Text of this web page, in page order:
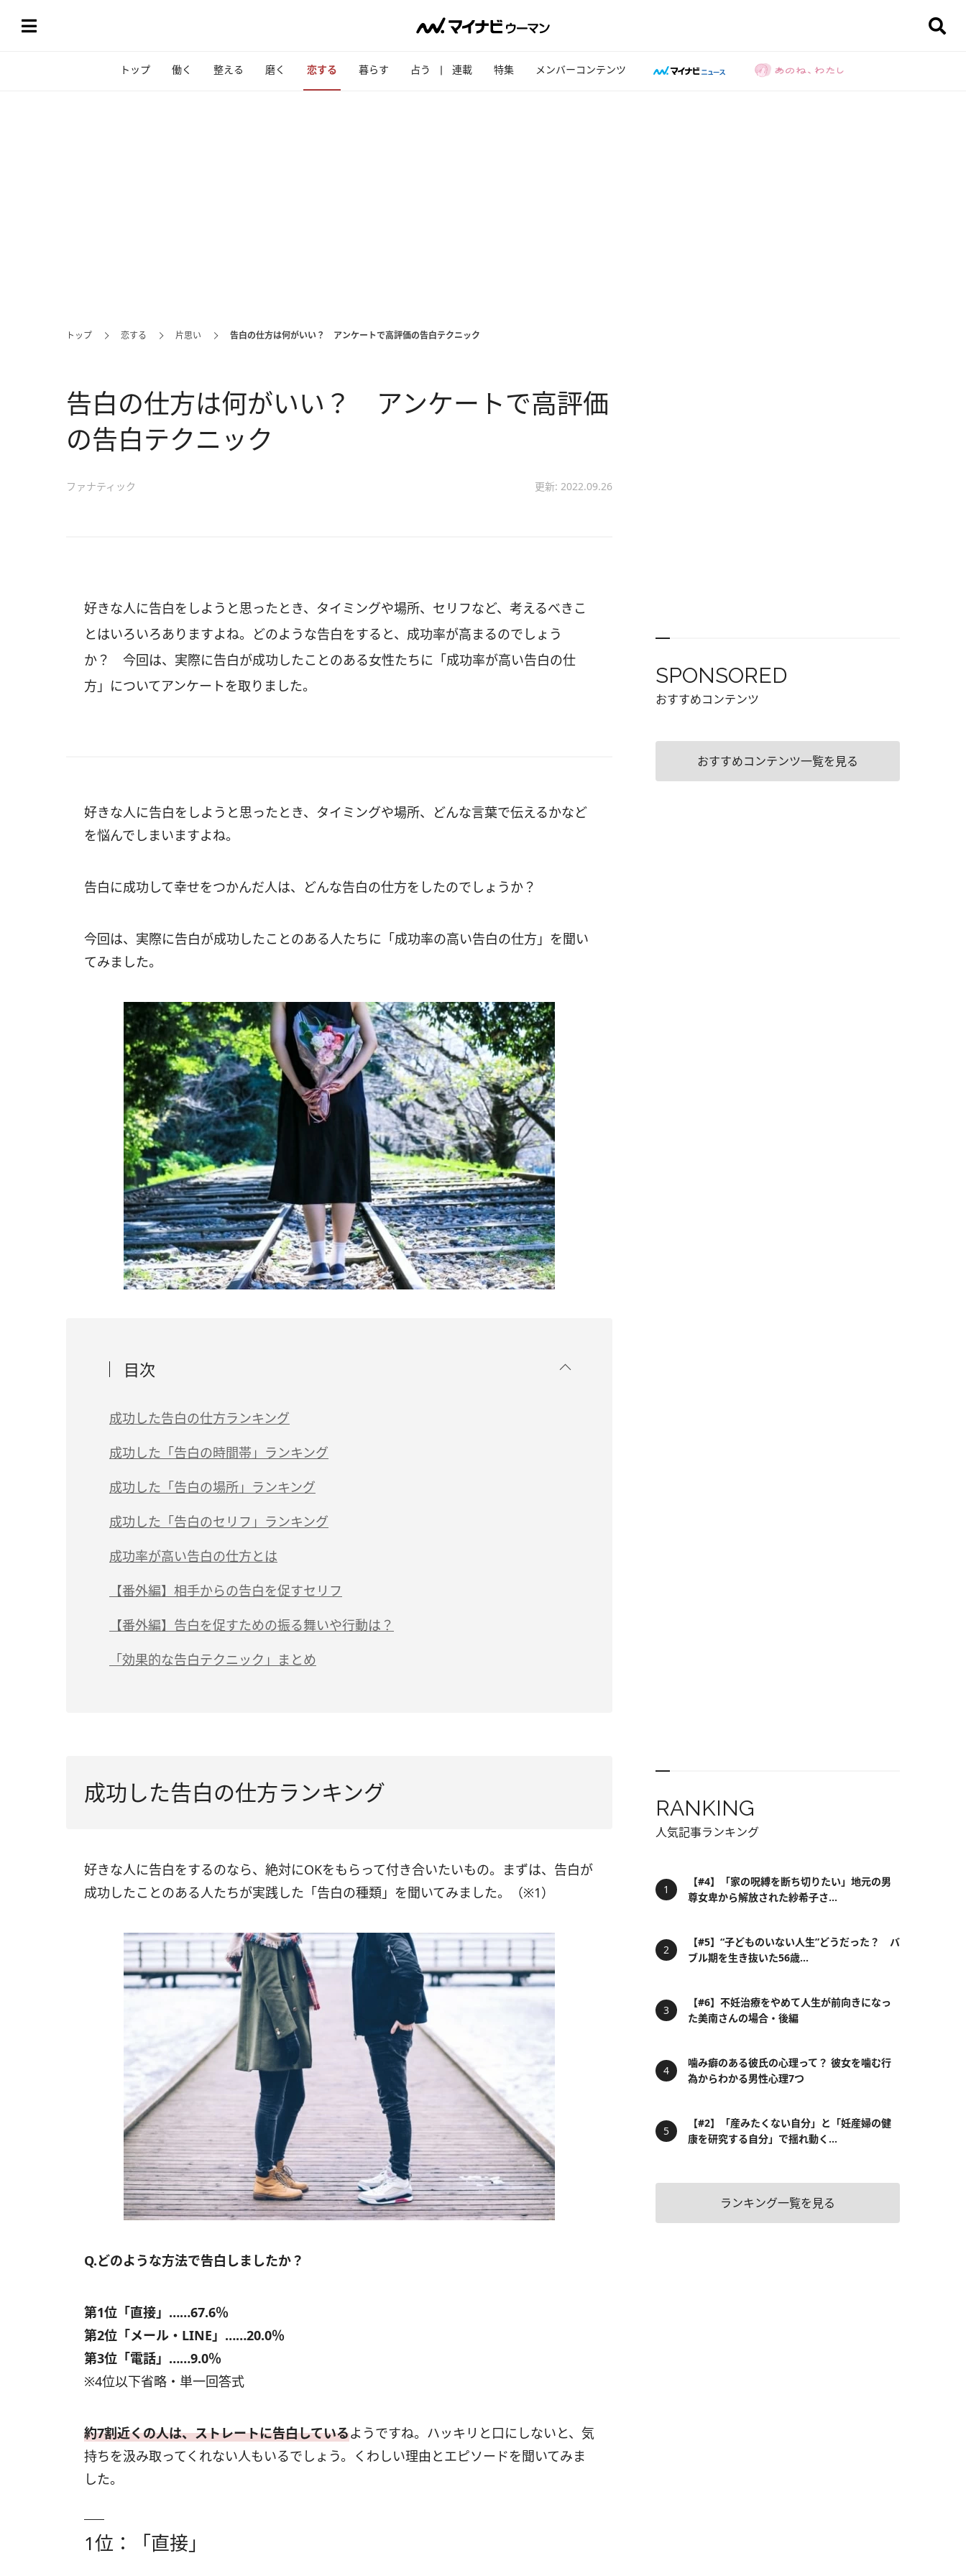
トップ 働く 整える 磨く 恋する 暮らす 占う 連載 特集 メンバーコンテンツ
トップ 恋する 片思い 告白の仕方は何がいい？ アンケートで高評価の告白テクニック
告白の仕方は何がいい？ アンケートで高評価
の告白テクニック
ファナティック 更新: 2022.09.26
好きな人に告白をしようと思ったとき、タイミングや場所、セリフなど、考えるべきこ
とはいろいろありますよね。どのような告白をすると、成功率が高まるのでしょう
か？ 今回は、実際に告白が成功したことのある女性たちに「成功率が高い告白の仕
方」についてアンケートを取りました。
好きな人に告白をしようと思ったとき、タイミングや場所、どんな言葉で伝えるかなど
を悩んでしまいますよね。
告白に成功して幸せをつかんだ人は、どんな告白の仕方をしたのでしょうか？
今回は、実際に告白が成功したことのある人たちに「成功率の高い告白の仕方」を聞い
てみました。
目次
成功した告白の仕方ランキング
成功した「告白の時間帯」ランキング
成功した「告白の場所」ランキング
成功した「告白のセリフ」ランキング
成功率が高い告白の仕方とは
【番外編】相手からの告白を促すセリフ
【番外編】告白を促すための振る舞いや行動は？
「効果的な告白テクニック」まとめ
成功した告白の仕方ランキング
好きな人に告白をするのなら、絶対にOKをもらって付き合いたいもの。まずは、告白が
成功したことのある人たちが実践した「告白の種類」を聞いてみました。（※1）
Q.どのような方法で告白しましたか？
第1位「直接」……67.6％
第2位「メール・LINE」……20.0％
第3位「電話」……9.0％
※4位以下省略・単一回答式
約7割近くの人は、ストレートに告白しているようですね。ハッキリと口にしないと、気
持ちを汲み取ってくれない人もいるでしょう。くわしい理由とエピソードを聞いてみま
した。
1位：「直接」
SPONSORED
おすすめコンテンツ
おすすめコンテンツ一覧を見る
RANKING
人気記事ランキング
【#4】「家の呪縛を断ち切りたい」地元の男
尊女卑から解放された紗希子さ...
【#5】“子どものいない人生”どうだった？ バ
ブル期を生き抜いた56歳...
【#6】不妊治療をやめて人生が前向きになっ
た美南さんの場合・後編
噛み癖のある彼氏の心理って？ 彼女を噛む行
為からわかる男性心理7つ
【#2】「産みたくない自分」と「妊産婦の健
康を研究する自分」で揺れ動く...
ランキング一覧を見る